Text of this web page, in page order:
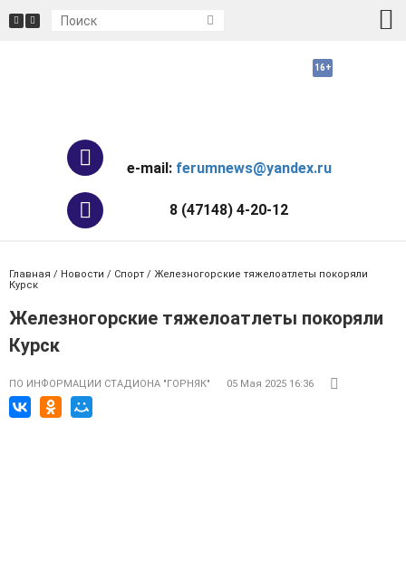
e-mail: ferumnews@yandex.ru
8 (47148) 4-20-12
Главная / Новости / Спорт / Железногорские тяжелоатлеты покоряли
Курск
Железногорские тяжелоатлеты покоряли
Курск
ПО ИНФОРМАЦИИ СТАДИОНА "ГОРНЯК" 05 Мая 2025 16:36